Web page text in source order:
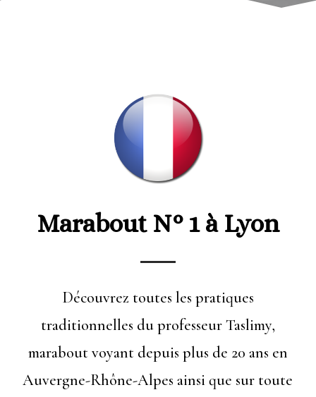
Marabout N° 1 à Lyon
Découvrez toutes les pratiques
traditionnelles du professeur Taslimy,
marabout voyant depuis plus de 20 ans en
Auvergne-Rhône-Alpes ainsi que sur toute